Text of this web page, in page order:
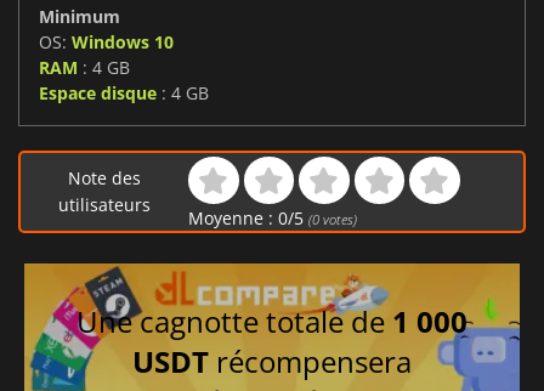
Minimum
OS: Windows 10
RAM : 4 GB
Espace disque : 4 GB
Note des
utilisateurs
Moyenne : 0/5 (0votes)
Une cagnotte totale de 1 000
USDT récompensera